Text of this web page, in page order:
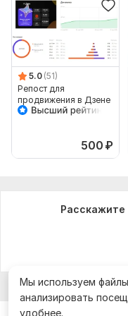
5.0 (51)
Репост для
продвижения в Дзене
500 ₽
Расскажите
Мы используем файлы
анализировать
удобнее.